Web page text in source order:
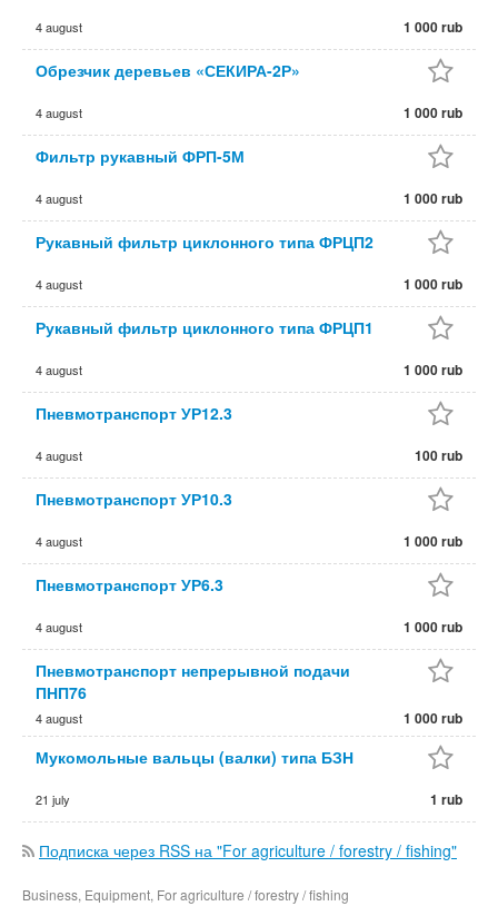
4 august 1 000 rub
Обрезчик деревьев «СЕКИРА-2Р»
4 august 1 000 rub
Фильтр рукавный ФРП-5М
4 august 1 000 rub
Рукавный фильтр циклонного типа ФРЦП2
4 august 1 000 rub
Рукавный фильтр циклонного типа ФРЦП1
4 august 1 000 rub
Пневмотранспорт УР12.3
4 august 100 rub
Пневмотранспорт УР10.3
4 august 1 000 rub
Пневмотранспорт УР6.3
4 august 1 000 rub
Пневмотранспорт непрерывной подачи
ПНП76
4 august 1 000 rub
Мукомольные вальцы (валки) типа БЗН
21 july 1 rub
Подписка через RSS на "For agriculture / forestry / fishing"
Business, Equipment, For agriculture / forestry / fishing